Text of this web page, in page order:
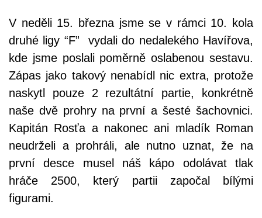
V neděli 15. března jsme se v rámci 10. kola
druhé ligy “F” vydali do nedalekého Havířova,
kde jsme poslali poměrně oslabenou sestavu.
Zápas jako takový nenabídl nic extra, protože
naskytl pouze 2 rezultátní partie, konkrétně
naše dvě prohry na první a šesté šachovnici.
Kapitán Rosťa a nakonec ani mladík Roman
neudrželi a prohráli, ale nutno uznat, že na
první desce musel náš kápo odolávat tlak
hráče 2500, který partii započal bílými
figurami.